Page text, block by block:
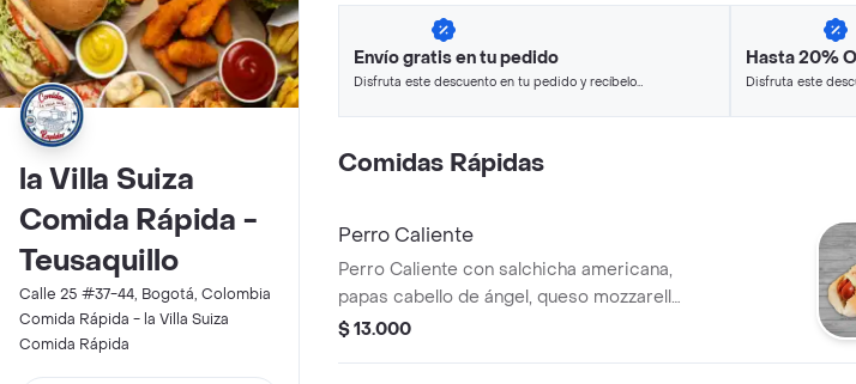
la Villa Suiza
Comida Rápida -
Teusaquillo
Calle 25 #37-44, Bogotá, Colombia
Comida Rápida - la Villa Suiza
Comida Rápida
Envío gratis en tu pedido
Disfruta este descuento en tu pedido y recíbelo
Hasta 20%
Disfruta este
Comidas Rápidas
Perro Caliente
Perro Caliente con salchicha americana,
papas cabello de ángel, queso mozzarella,
cebolla y salsas de la casa.
$ 13.000